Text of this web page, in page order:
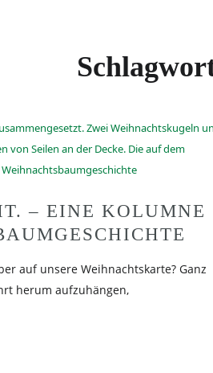
– EINE KOLUMNE
auf unsere Weihnachtskarte? Ganz
herum aufzuhängen,